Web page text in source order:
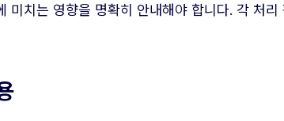
미치는 영향을 명확히 안내해야 합니다. 각 처